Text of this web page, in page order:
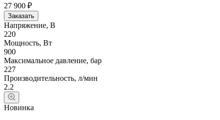
27 900 ₽
Заказать
Напряжение, В
220
Мощность, Вт
900
Максимальное давление, бар
227
Производительность, л/мин
2.2
Новинка